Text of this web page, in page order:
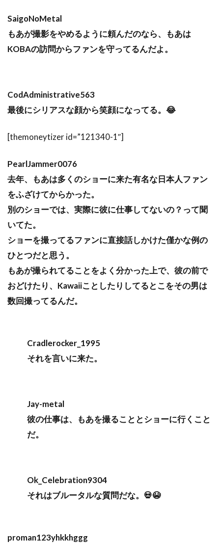
SaigoNoMetal
もあが撮影をやめるように頼んだのなら、もあは
KOBAの訪問からファンを守ってるんだよ。
CodAdministrative563
最後にシリアスな顔から笑顔になってる。😂
[themoneytizer id=”121340-1″]
PearlJammer0076
去年、もあは多くのショーに来た有名な日本人ファン
をふざけてからかった。
別のショーでは、実際に彼に仕事してないの？って聞
いてた。
ショーを撮ってるファンに直接話しかけた僅かな例の
ひとつだと思う。
もあが撮られてることをよく分かった上で、彼の前で
おどけたり、Kawaiiことしたりしてるとこをその男は
数回撮ってるんだ。
Cradlerocker_1995
それを言いに来た。
Jay-metal
彼の仕事は、もあを撮ることとショーに行くこと
だ。
Ok_Celebration9304
それはブルータルな質問だな。💀😭
proman123yhkkhggg